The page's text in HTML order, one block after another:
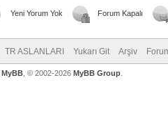
Yeni Yorum Yok Forum Kapalı
TR ASLANLARI Yukarı Git Arşiv
MyBB , © 2002-2026 MyBB Group